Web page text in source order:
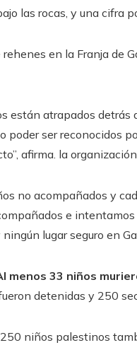
las rocas, y una cifra
en la Franja de
están atrapados detrás
poder ser reconocidos
afirma. la
no acompañados y
e
lugar seguro en
menos 33 niños
detenidas y 250
niños palestinos